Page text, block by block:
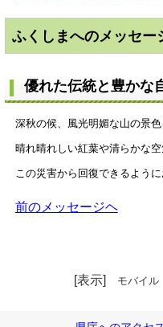
ふくしまへのメッセー
優れた伝統と豊かな
深秋の候、風光明媚な山の景色
晴れ晴れしい紅葉や清らかな空
この災害から回復できるように
前のメッセージヘ
[表示] モバイル